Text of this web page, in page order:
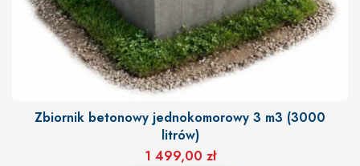
Zbiornik betonowy jednokomorowy 3 m3 (3000
litrów)
1 499,00 zł